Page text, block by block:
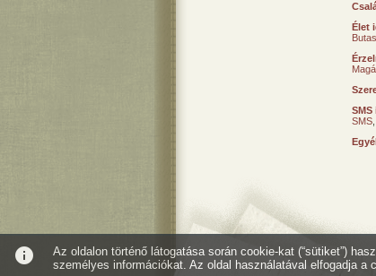
Élet
SMS
SMS
info
Az oldalon történő látogatása során cookie-kat (“sütiket”)
személyes információkat. Az oldal használatával elfogadja a